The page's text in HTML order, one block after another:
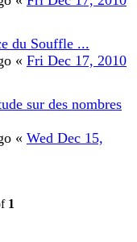
du Souffle ...
« Fri Dec 17, 2010
sur des nombres
« Wed Dec 15,
1